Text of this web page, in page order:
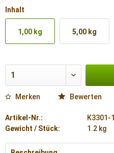
Inhalt
1,00 kg 5,00 kg
Merken Bewerten
Artikel-Nr.:
K3301-1
Gewicht / Stück:
1.2 kg